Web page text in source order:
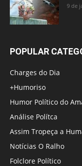
9 de
POPULAR
Charges do Dia
+Humoriso
Humor Político do
Análise Polítca
Assim Tropeça a
Notícias O Ralho
Folclore Político